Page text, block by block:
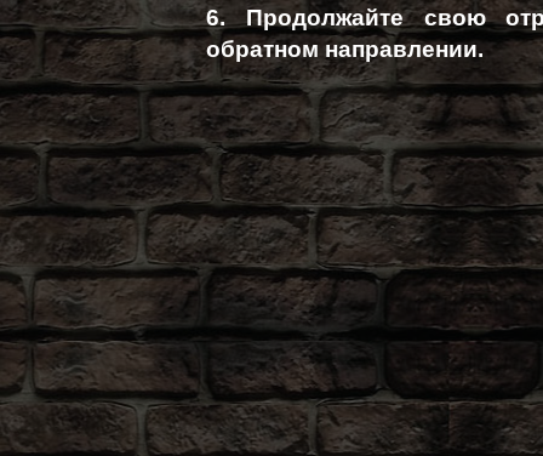
6. Продолжайте свою
обратном направлении.